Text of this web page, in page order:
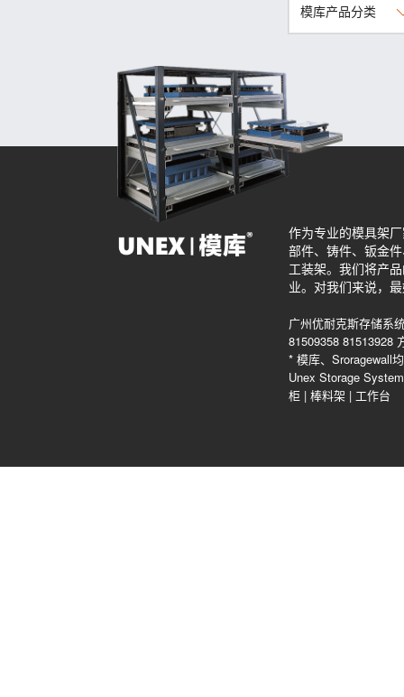
模库产品分类
作为专业的模具架
部件、铸件、钣金
工装架。我们将产
业。对我们来说，
广州优耐克斯存储系
81509358 81513928
* 模库、Sroragewall
Unex Storage
柜 | 棒料架 | 工作台